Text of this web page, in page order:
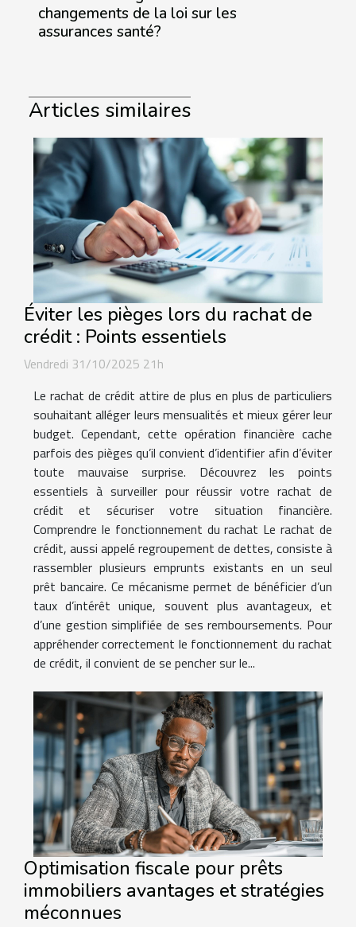
changements de la loi sur les
assurances santé?
Articles similaires
Éviter les pièges lors du rachat de
crédit : Points essentiels
Vendredi 31/10/2025 21h
Le rachat de crédit attire de plus en plus de particuliers
souhaitant alléger leurs mensualités et mieux gérer leur
budget. Cependant, cette opération financière cache
parfois des pièges qu’il convient d’identifier afin d’éviter
toute mauvaise surprise. Découvrez les points
essentiels à surveiller pour réussir votre rachat de
crédit et sécuriser votre situation financière.
Comprendre le fonctionnement du rachat Le rachat de
crédit, aussi appelé regroupement de dettes, consiste à
rassembler plusieurs emprunts existants en un seul
prêt bancaire. Ce mécanisme permet de bénéficier d’un
taux d’intérêt unique, souvent plus avantageux, et
d’une gestion simplifiée de ses remboursements. Pour
appréhender correctement le fonctionnement du rachat
de crédit, il convient de se pencher sur le...
Optimisation fiscale pour prêts
immobiliers avantages et stratégies
méconnues